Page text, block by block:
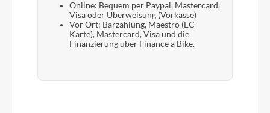
Online: Bequem per Paypal, Mastercard,
Visa oder Überweisung (Vorkasse)
Vor Ort: Barzahlung, Maestro (EC-
Karte), Mastercard, Visa und die
Finanzierung über Finance a Bike.